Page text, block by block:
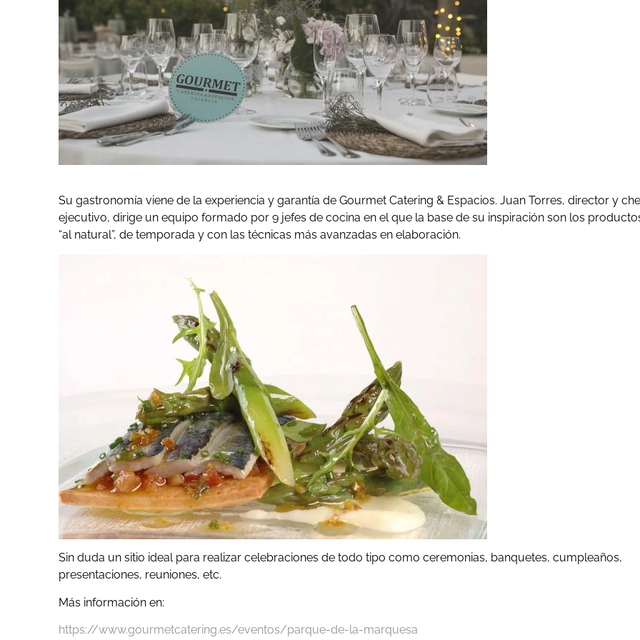
Su gastronomía viene de la experiencia y garantía de Gourmet Catering & Espacios. Juan Torres, director y
ejecutivo, dirige un equipo formado por 9 jefes de cocina en el que la base de su inspiración son los
“al natural”, de temporada y con las técnicas más avanzadas en elaboración.
Sin duda un sitio ideal para realizar celebraciones de todo tipo como ceremonias, banquetes, cumpleaños,
presentaciones, reuniones, etc.
Más información en:
https://www.gourmetcatering.es/eventos/parque-de-la-marquesa